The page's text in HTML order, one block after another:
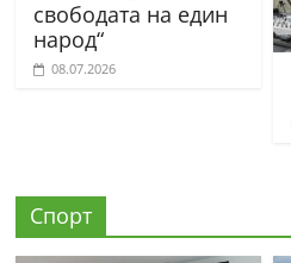
свободата на един
народ“
08.07.2026
Спорт